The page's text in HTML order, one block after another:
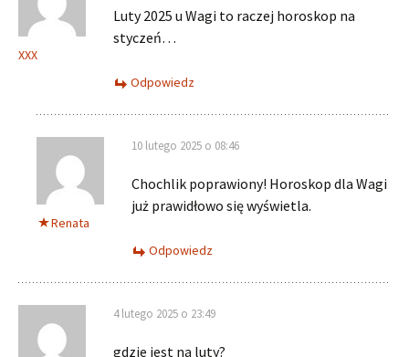
XXX
Luty 2025 u Wagi to raczej horoskop na
styczeń…
Odpowiedz
Renata
10 lutego 2025 o 08:46
Chochlik poprawiony! Horoskop dla Wagi
już prawidłowo się wyświetla.
Odpowiedz
4 lutego 2025 o 23:49
gdzie jest na luty?